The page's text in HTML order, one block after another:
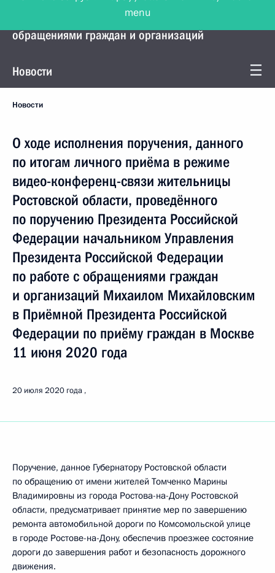
Управление Президента по работе с
обращениями граждан и организаций
Новости
Новости
О ходе исполнения поручения, данного
по итогам личного приёма в режиме
видео-конференц-связи жительницы
Ростовской области, проведённого
по поручению Президента Российской
Федерации начальником Управления
Президента Российской Федерации
по работе с обращениями граждан
и организаций Михаилом Михайловским
в Приёмной Президента Российской
Федерации по приёму граждан в Москве
11 июня 2020 года
20 июля 2020 года
Поручение, данное Губернатору Ростовской области
по обращению от имени жителей Томченко Марины
Владимировны из города Ростова-на-Дону Ростовской
области, предусматривает принятие мер по завершению
ремонта автомобильной дороги по Комсомольской улице
в городе Ростове-на-Дону, обеспечив проезжее состояние
дороги до завершения работ и безопасность дорожного
движения.
menu